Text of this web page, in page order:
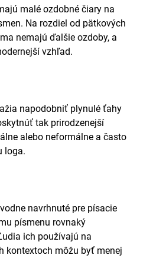
malé ozdobné čiary na
Na rozdiel od pätkových
nemajú ďalšie ozdoby, a
vzhľad.
napodobniť plynulé ťahy
tak prirodzenejší
alebo neformálne a často
loga.
navrhnuté pre písacie
písmenu rovnaký
ich používajú na
kontextoch môžu byť menej